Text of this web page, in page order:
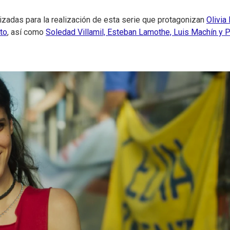
para la realización de esta serie que protagonizan Olivia
, así como Soledad Villamil, Esteban Lamothe, Luis Machín y